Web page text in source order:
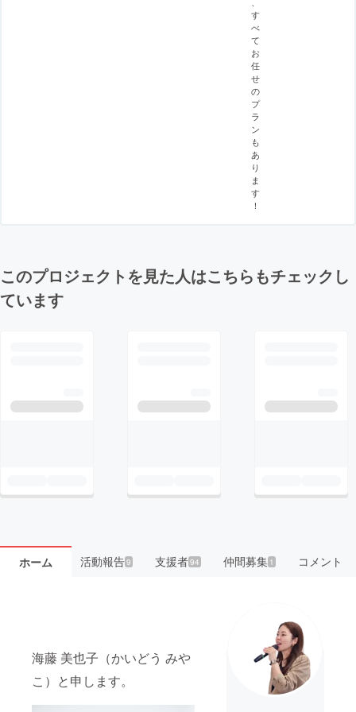
す
べ
て
お
任
せ
の
プ
ラ
ン
も
あ
り
ま
す
！
このプロジェクトを見た人はこちらもチェックし
ています
ホーム 活動報告9 支援者94 仲間募集 1 コメント
海藤 美也子（かいどう みや
こ）と申します。